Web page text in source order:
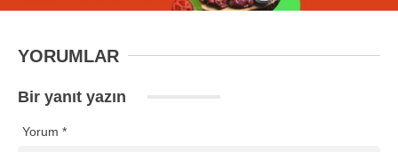
YORUMLAR
Bir yanıt yazın
Yorum *